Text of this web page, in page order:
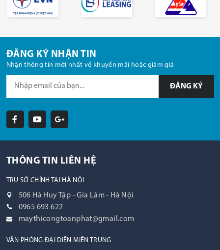
ĐĂNG KÝ NHẬN TIN
Nhận thông tin mới nhất về khuyến mãi hoặc giảm giá
ĐĂNG KÝ
THÔNG TIN LIÊN HỆ
TRỤ SỞ CHÍNH TẠI HÀ NỘI
506 Hà Huy Tập - Gia Lâm - Hà Nội
0965 693 622
maythicongtoanphat@gmail.com
VĂN PHÒNG ĐẠI DIỆN MIỀN TRUNG